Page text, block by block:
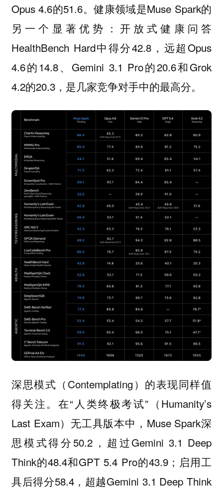
Opus 4.6的51.6。健康领域是Muse Spark的
另一个显著优势：开放式健康问答
HealthBench Hard中得分42.8，远超Opus
4.6的14.8、Gemini 3.1 Pro的20.6和Grok
4.2的20.3，是几家竞争对手中的最高分。
深思模式（Contemplating）的表现同样值
得关注。在“人类终极考试”（Humanity’s
Last Exam）无工具版本中，Muse Spark深
思模式得分50.2，超过Gemini 3.1 Deep
Think的48.4和GPT 5.4 Pro的43.9；启用工
具后得分58.4，超越Gemini 3.1 Deep Think